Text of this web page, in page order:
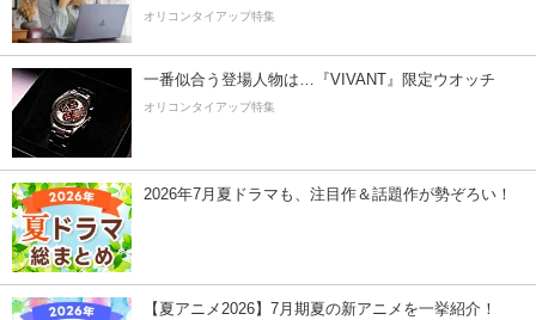
オリコンタイアップ特集
一番似合う登場人物は…『VIVANT』限定ウオッチ
オリコンタイアップ特集
2026年7月夏ドラマも、注目作＆話題作が勢ぞろい！
【夏アニメ2026】7月期夏の新アニメを一挙紹介！